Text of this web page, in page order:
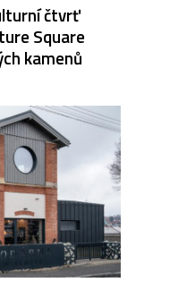
čtvrť
Square
kamenů